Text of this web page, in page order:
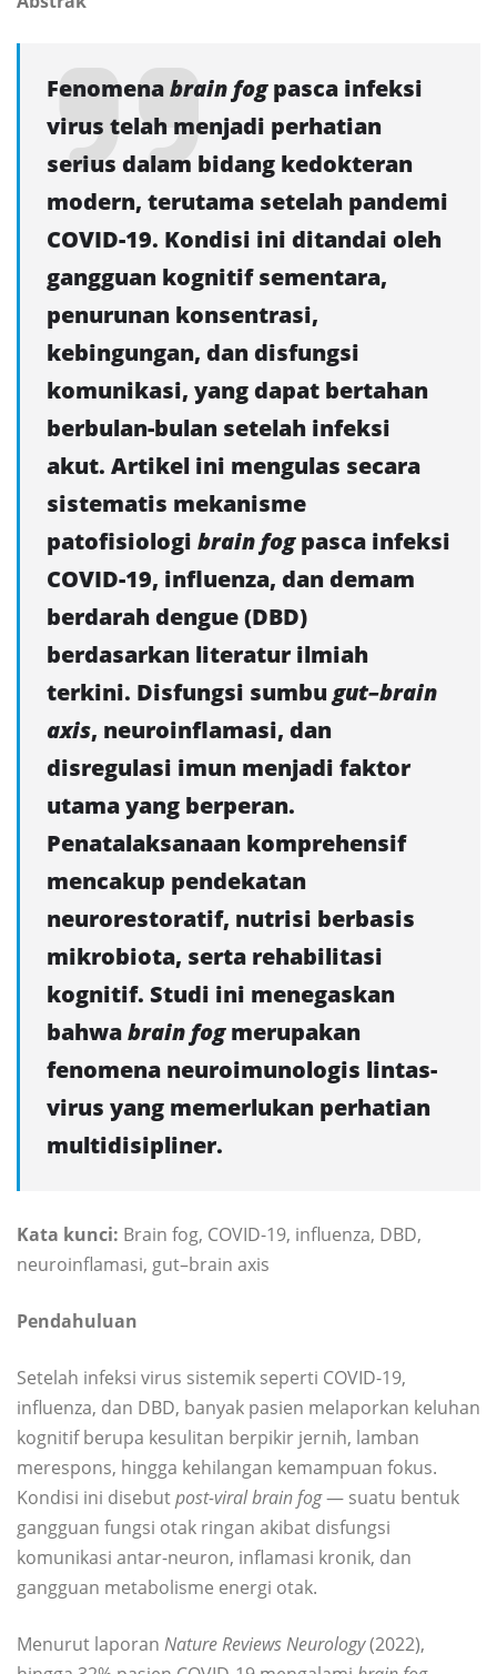
Fenomenabrain fogpasca infeksi
virus telah menjadi perhatian
serius dalam bidang kedokteran
modern, terutama setelah pandemi
COVID-19. Kondisi ini ditandai oleh
gangguan kognitif sementara,
penurunan konsentrasi,
kebingungan, dan disfungsi
komunikasi, yang dapat bertahan
berbulan-bulan setelah infeksi
akut. Artikel ini mengulas secara
sistematis mekanisme
patofisiologi brain fogpasca infeksi
COVID-19, influenza, dan demam
berdarah dengue (DBD)
berdasarkan literatur ilmiah
terkini. Disfungsi sumbu gut–brain
axis, neuroinflamasi, dan
disregulasi imun menjadi faktor
utama yang berperan.
Penatalaksanaan komprehensif
mencakup pendekatan
neurorestoratif, nutrisi berbasis
mikrobiota, serta rehabilitasi
kognitif. Studi ini menegaskan
bahwabrain fogmerupakan
fenomena neuroimunologis lintas-
virus yang memerlukan perhatian
multidisipliner.
Kata kunci: Brain fog, COVID-19, influenza, DBD,
neuroinflamasi, gut–brain axis
Pendahuluan
Setelah infeksi virus sistemik seperti COVID-19,
influenza, dan DBD, banyak pasien melaporkan keluhan
kognitif berupa kesulitan berpikir jernih, lamban
merespons, hingga kehilangan kemampuan fokus.
Kondisi ini disebutpost-viral brain fog— suatu bentuk
gangguan fungsi otak ringan akibat disfungsi
komunikasi antar-neuron, inflamasi kronik, dan
gangguan metabolisme energi otak.
Menurut laporan Nature Reviews Neurology(2022),